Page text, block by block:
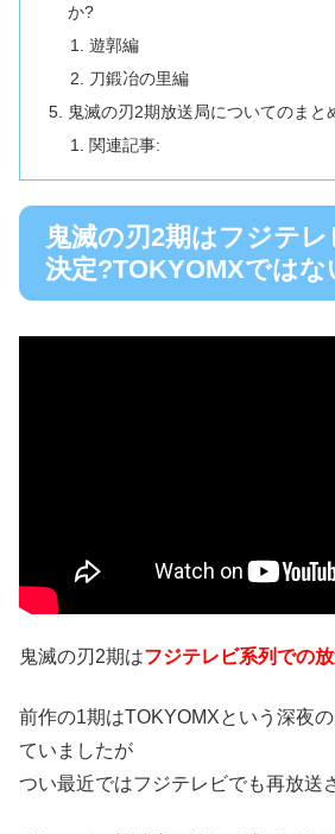
か?
遊郭編
刀鍛冶の里編
鬼滅の刃2期放送局についてのまと
関連記事:
鬼滅の刃2期はフジテ
決定?TOKYOMXではな
鬼滅の刃2期はフジテレビ系列での
前作の1期はTOKYOMXという深夜
ていましたが
つい最近ではフジテレビでも再放送